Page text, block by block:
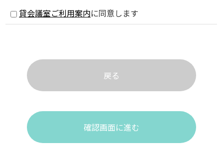
貸会議室ご利用案内に同意します
戻る
確認画面に進む